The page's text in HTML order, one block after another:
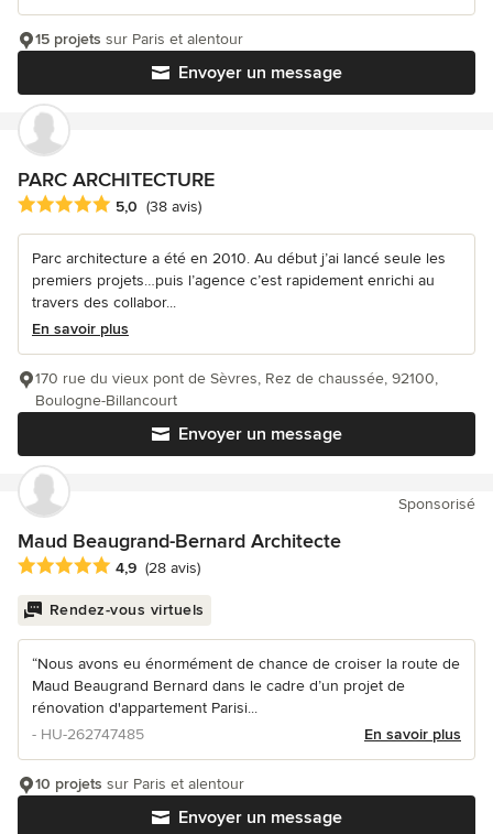
Envoyer un message
15 projets sur Paris et alentour
PARC ARCHITECTURE
Note moyenne : 5 étoiles sur 5
5,0 (38 avis)
Parc architecture a été en 2010. Au début j’ai lancé seule les
premiers projets…puis l’agence c’est rapidement enrichi au
travers des collabor...
En savoir plus
Envoyer un message
170 rue du vieux pont de Sèvres, Rez de chaussée, 92100,
Boulogne-Billancourt
Sponsorisé
Maud Beaugrand-Bernard Architecte
Note moyenne : 4.9 étoiles sur 5
4,9 (28 avis)
Rendez-vous virtuels
“Nous avons eu énormément de chance de croiser la route de
Maud Beaugrand Bernard dans le cadre d’un projet de
rénovation d'appartement Parisi...
- HU-262747485
En savoir plus
Envoyer un message
10 projets sur Paris et alentour